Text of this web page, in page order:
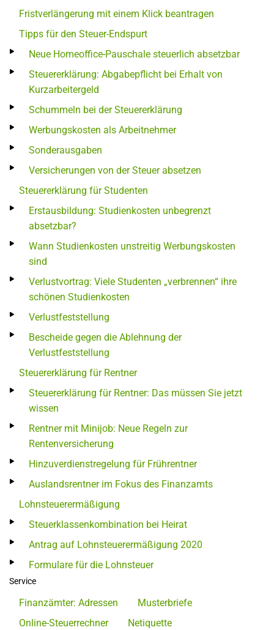
Fristverlängerung mit einem Klick beantragen
Tipps für den Steuer-Endspurt
Neue Homeoffice-Pauschale steuerlich absetzbar
Steuererklärung: Abgabepflicht bei Erhalt von
Kurzarbeitergeld
Schummeln bei der Steuererklärung
Werbungskosten als Arbeitnehmer
Sonderausgaben
Versicherungen von der Steuer absetzen
Steuererklärung für Studenten
Erstausbildung: Studienkosten unbegrenzt
absetzbar?
Wann Studienkosten unstreitig Werbungskosten
sind
Verlustvortrag: Viele Studenten „verbrennen“ ihre
schönen Studienkosten
Verlustfeststellung
Bescheide gegen die Ablehnung der
Verlustfeststellung
Steuererklärung für Rentner
Steuererklärung für Rentner: Das müssen Sie jetzt
wissen
Rentner mit Minijob: Neue Regeln zur
Rentenversicherung
Hinzuverdienstregelung für Frührentner
Auslandsrentner im Fokus des Finanzamts
Lohnsteuerermäßigung
Steuerklassenkombination bei Heirat
Antrag auf Lohnsteuerermäßigung 2020
Formulare für die Lohnsteuer
Service
Finanzämter: Adressen
Musterbriefe
Online-Steuerrechner
Netiquette